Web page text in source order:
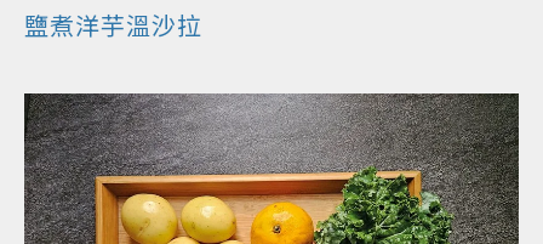
鹽煮洋芋溫沙拉